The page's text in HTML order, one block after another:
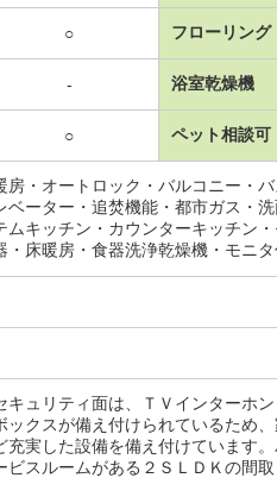
○ フローリング
- 浴室乾燥機
○ ペット相談可
房・オートロック・バルコニー・
ベーター・追焚機能・都市ガス・
ムキッチン・カウンターキッチン
・床暖房・食器洗浄乾燥機・モニ
キュリティ面は、ＴＶインターホ
ックスが備え付けられているため
充実した設備を備え付けています
ビスルームがある２ＳＬＤＫの間